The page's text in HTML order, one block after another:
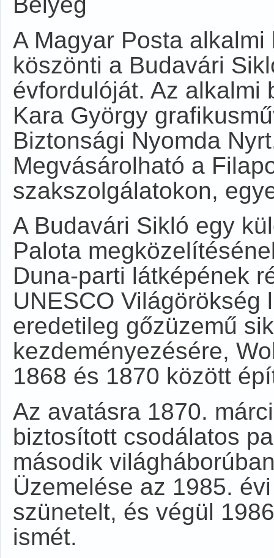
A Magyar Posta
köszönti a Budavári
évfordulóját. Az alkalmi
Kara György
Biztonsági Nyomda
Megvásárolható a
szakszolgálatokon,
A Budavári Sikló egy
Palota
Duna-parti látképének
UNESCO Világörökség
eredetileg gőzüzemű
kezdeményezésére,
1868 és 1870 között
Az avatásra 1870.
biztosított csodálatos
második
Üzemelése az 1985.
szünetelt, és végül
ismét.